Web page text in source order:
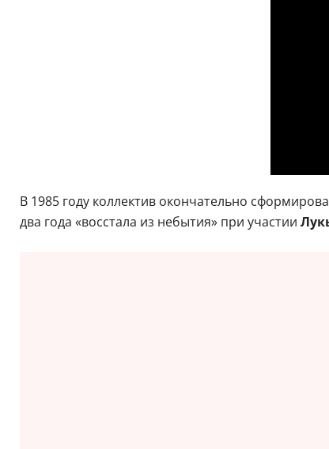
В 1985 году коллектив окончательно
два года «восстала из небытия» при участии